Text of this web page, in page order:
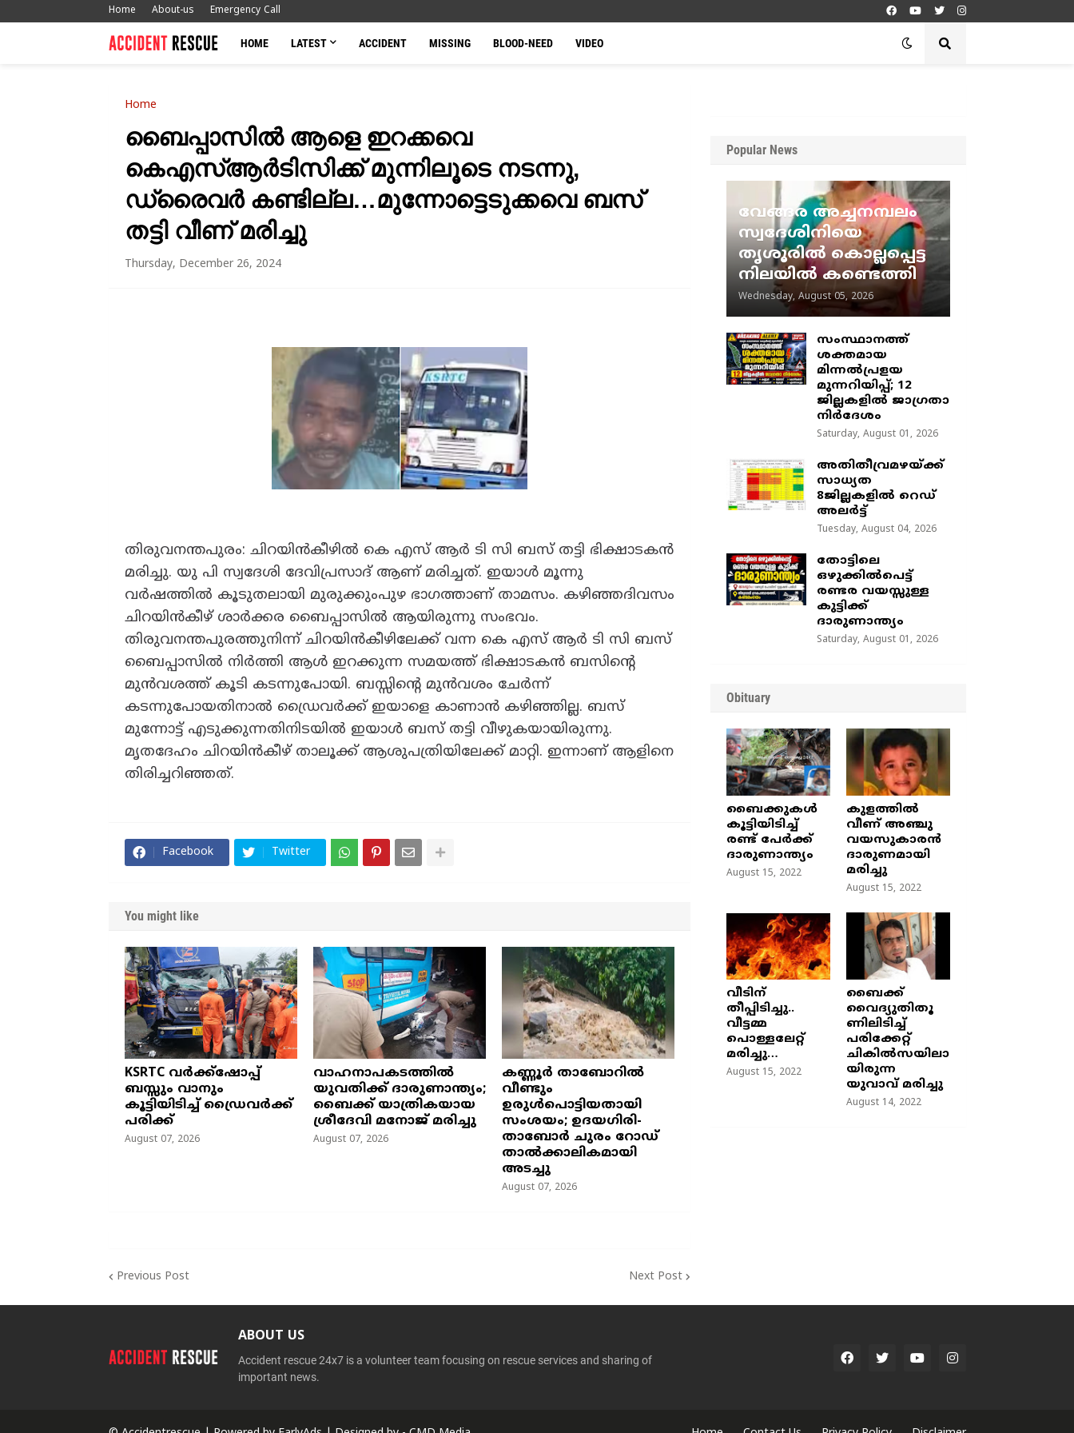
Home About-us Emergency Call
HOME LATEST ACCIDENT MISSING BLOOD-NEED VIDEO
Home
ബൈപ്പാസിൽ ആളെ ഇറക്കവെ
കെഎസ്ആർടിസിക്ക് മുന്നിലൂടെ നടന്നു,
ഡ്രൈവർ കണ്ടില്ല…മുന്നോട്ടെടുക്കവെ ബസ്
തട്ടി വീണ് മരിച്ചു
Thursday, December 26, 2024
തിരുവനന്തപുരം: ചിറയിൻകീഴിൽ കെ എസ് ആർ ടി സി ബസ് തട്ടി ഭിക്ഷാടകൻ
മരിച്ചു. യു പി സ്വദേശി ദേവിപ്രസാദ് ആണ് മരിച്ചത്. ഇയാൾ മൂന്നു
വർഷത്തിൽ കൂടുതലായി മുരുക്കുംപുഴ ഭാഗത്താണ് താമസം. കഴിഞ്ഞദിവസം
ചിറയിൻകീഴ് ശാർക്കര ബൈപ്പാസിൽ ആയിരുന്നു സംഭവം.
തിരുവനന്തപുരത്തുനിന്ന് ചിറയിൻകീഴിലേക്ക് വന്ന കെ എസ് ആർ ടി സി ബസ്
ബൈപ്പാസിൽ നിർത്തി ആൾ ഇറക്കുന്ന സമയത്ത് ഭിക്ഷാടകൻ ബസിന്റെ
മുൻവശത്ത് കൂടി കടന്നുപോയി. ബസ്സിന്റെ മുൻവശം ചേർന്ന്
കടന്നുപോയതിനാൽ ഡ്രൈവർക്ക് ഇയാളെ കാണാൻ കഴിഞ്ഞില്ല. ബസ്
മുന്നോട്ട് എടുക്കുന്നതിനിടയിൽ ഇയാൾ ബസ് തട്ടി വീഴുകയായിരുന്നു.
മൃതദേഹം ചിറയിൻകീഴ് താലൂക്ക് ആശുപത്രിയിലേക്ക് മാറ്റി. ഇന്നാണ് ആളിനെ
തിരിച്ചറിഞ്ഞത്.
Facebook Twitter
You might like
KSRTC വർക്ക്ഷോപ്പ്
ബസ്സും വാനും
കൂട്ടിയിടിച്ച് ഡ്രൈവർക്ക്
പരിക്ക്
August 07, 2026
വാഹനാപകടത്തിൽ
യുവതിക്ക് ദാരുണാന്ത്യം;
ബൈക്ക് യാത്രികയായ
ശ്രീദേവി മനോജ് മരിച്ചു
August 07, 2026
കണ്ണൂർ താബോറിൽ
വീണ്ടും
ഉരുൾപൊട്ടിയതായി
സംശയം; ഉദയഗിരി-
താബോർ ചുരം റോഡ്
താൽക്കാലികമായി
അടച്ചു
August 07, 2026
Previous Post Next Post
Popular News
വേങ്ങര അച്ചനമ്പലം
സ്വദേശിനിയെ
തൃശൂരിൽ കൊല്ലപ്പെട്ട
നിലയിൽ കണ്ടെത്തി
Wednesday, August 05, 2026
സംസ്ഥാനത്ത്
ശക്തമായ
മിന്നൽപ്രളയ
മുന്നറിയിപ്പ്; 12
ജില്ലകളിൽ ജാഗ്രതാ
നിർദേശം
Saturday, August 01, 2026
അതിതീവ്രമഴയ്ക്ക്
സാധ്യത
8ജില്ലകളിൽ റെഡ്
അലർട്ട്
Tuesday, August 04, 2026
തോട്ടിലെ
ഒഴുക്കിൽപെട്ട്
രണ്ടര വയസ്സുള്ള
കുട്ടിക്ക്
ദാരുണാന്ത്യം
Saturday, August 01, 2026
Obituary
ബൈക്കുകൾ
കൂട്ടിയിടിച്ച്
രണ്ട് പേർക്ക്
ദാരുണാന്ത്യം
August 15, 2022
കുളത്തില്‍
വീണ് അഞ്ചു
വയസുകാരന്‍
ദാരുണമായി
മരിച്ചു
August 15, 2022
വീടിന്
തീപ്പിടിച്ചു..
വീട്ടമ്മ
പൊള്ളലേറ്റ്
മരിച്ചു…
August 15, 2022
ബൈക്ക്
വൈദ്യുതിതൂ
ണിലിടിച്ച്‌
പരിക്കേറ്റ്
ചികില്‍സയിലാ
യിരുന്ന
യുവാവ് മരിച്ചു
August 14, 2022
ABOUT US
Accident rescue 24x7 is a volunteer team focusing on rescue services and sharing of
important news.